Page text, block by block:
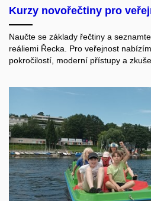
Kurzy novořečtiny pro
Naučte se základy řečtiny a
reáliemi Řecka. Pro veřejnost
pokročilostí, moderní přístupy a